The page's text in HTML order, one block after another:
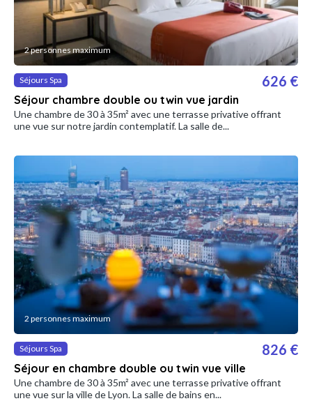
2 personnes maximum
Séjours Spa
Séjour chambre double ou twin vue jardin
626 €
Une chambre de 30 à 35m² avec une terrasse privative offrant
une vue sur notre jardin contemplatif. La salle de...
2 personnes maximum
Séjours Spa
Séjour en chambre double ou twin vue ville
826 €
Une chambre de 30 à 35m² avec une terrasse privative offrant
une vue sur la ville de Lyon. La salle de bains en...